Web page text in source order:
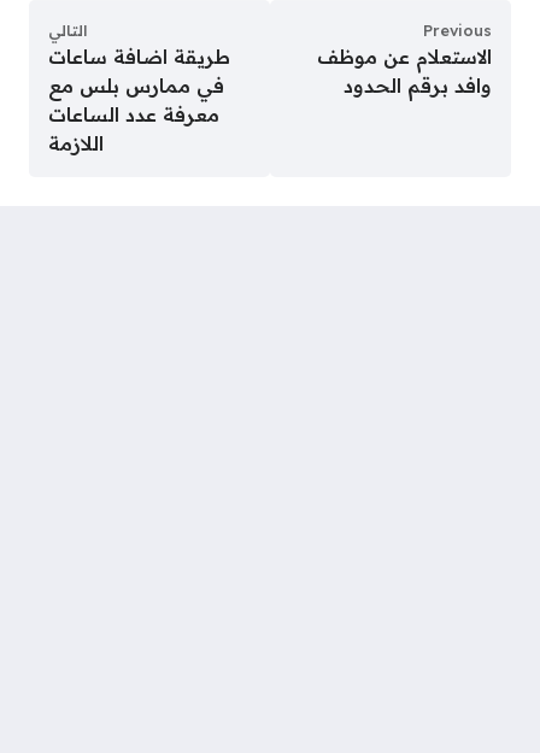
Previous
الاستعلام عن موظف
وافد برقم الحدود
التالي
طريقة اضافة ساعات
في ممارس بلس مع
معرفة عدد الساعات
اللازمة